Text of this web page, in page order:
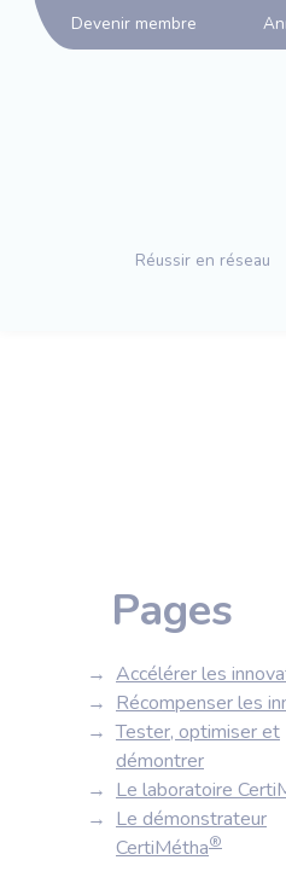
Devenir membre
Réussir en réseau
Pages
Accélérer les
Récompenser les
Tester, optimiser et
démontrer
Le laboratoire
Le démonstrateur
CertiMétha®
Panneau de gestion des cookies